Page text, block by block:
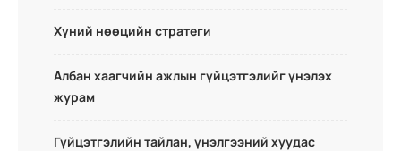
Хүний нөөцийн стратеги
Албан хаагчийн ажлын гүйцэтгэлийг үнэлэх
журам
Гүйцэтгэлийн тайлан, үнэлгээний хуудас